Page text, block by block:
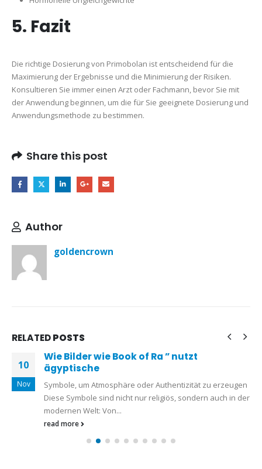
5. Fazit
Die richtige Dosierung von Primobolan ist entscheidend für die
Maximierung der Ergebnisse und die Minimierung der Risiken.
Konsultieren Sie immer einen Arzt oder Fachmann, bevor Sie mit
der Anwendung beginnen, um die für Sie geeignete Dosierung und
Anwendungsmethode zu bestimmen.
Share this post
Author
goldencrown
RELATEDPOSTS
10
Nov
Wie Bilder wie Book of Ra ” nutzt
ägyptische
Symbole, um Atmosphäre oder Authentizität zu erzeugen
Diese Symbole sind nicht nur religiös, sondern auch in der
modernen Welt: Von...
read more